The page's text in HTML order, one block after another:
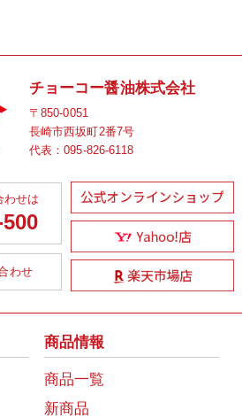
チョーコー醤油株式会社
〒850-0051
長崎市西坂町2番7号
代表：095-826-6118
わせは
わせ
商品情報
商品一覧
新商品